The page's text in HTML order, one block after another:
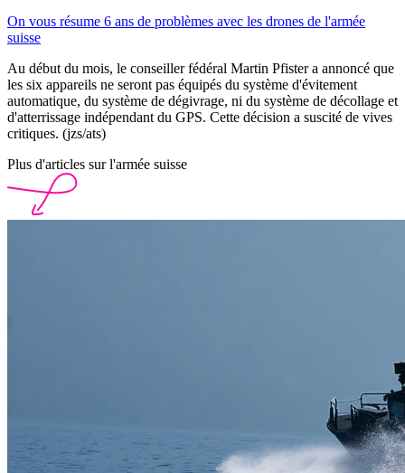
On vous résume 6 ans de problèmes avec les drones de l'armée
suisse
Au début du mois, le conseiller fédéral Martin Pfister a annoncé que
les six appareils ne seront pas équipés du système d'évitement
automatique, du système de dégivrage, ni du système de décollage et
d'atterrissage indépendant du GPS. Cette décision a suscité de vives
critiques. (jzs/ats)
Plus d'articles sur l'armée suisse